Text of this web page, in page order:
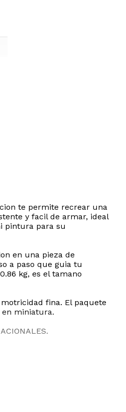
te permite recrear una
y facil de armar, ideal
pintura para su
en una pieza de
a paso que guia tu
kg, es el tamano
fina. El paquete
en miniatura.